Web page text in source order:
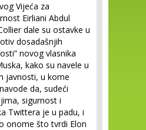
Vijeća za
Eirliani Abdul
dale su ostavke u
dosadašnjih
novog vlasnika
kako su navele u
javnosti, u kome
da, sudeći
sigurnost i
Twittera je u padu, i
onome što tvrdi Elon